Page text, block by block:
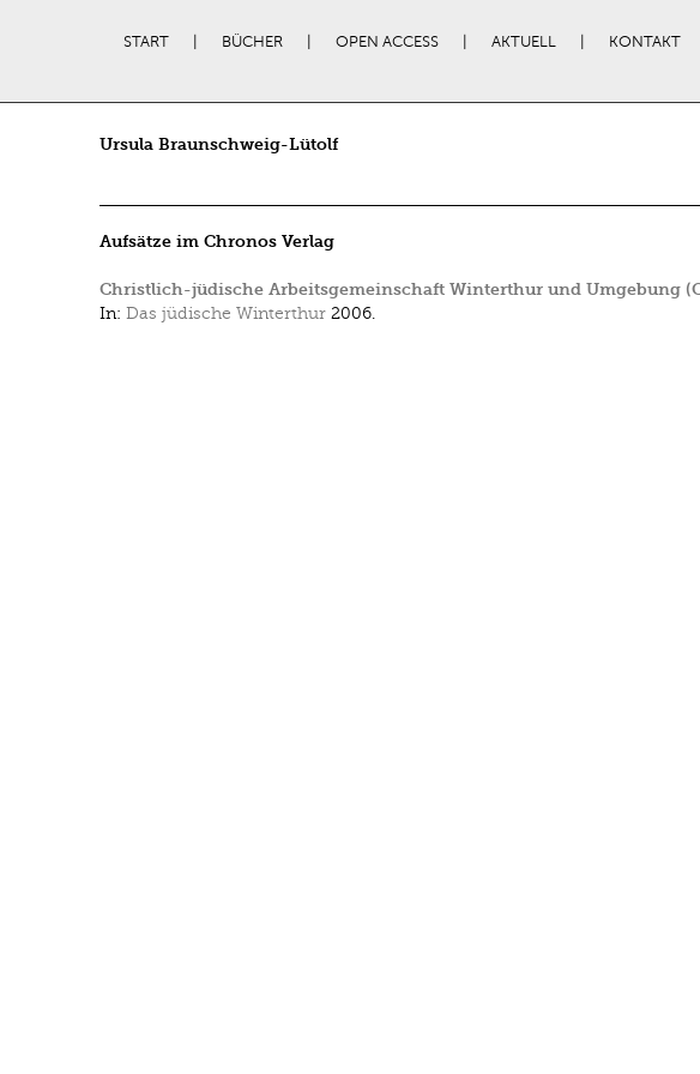
START BÜCHER OPEN ACCESS AKTUELL KONTAKT
Ursula Braunschweig-Lütolf
Aufsätze im Chronos Verlag
Christlich-jüdische Arbeitsgemeinschaft Winterthur und Umgebung
In: Das jüdische Winterthur 2006.